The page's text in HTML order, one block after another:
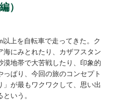
）
上を自転車で走ってきた。ク
海にみとれたり、カザフスタン
漠地帯で大苦戦したり、印象的
ぱり、今回の旅のコンセプト
」が最もワクワクして、思い出
いう。